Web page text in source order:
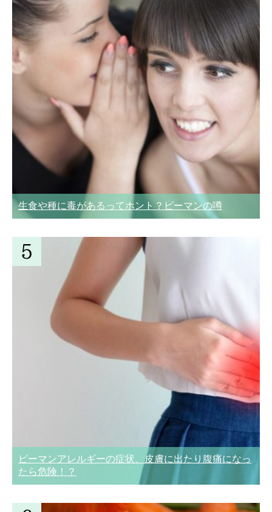
生食や種に毒があるってホント？ピーマンの噂
ピーマンアレルギーの症状、皮膚に出たり腹痛になっ
たら危険！？